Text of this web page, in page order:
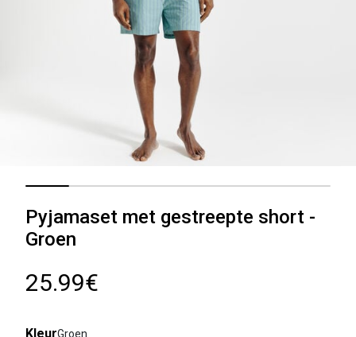
Pyjamaset met gestreepte short -
Groen
25.99€
KleurGroen